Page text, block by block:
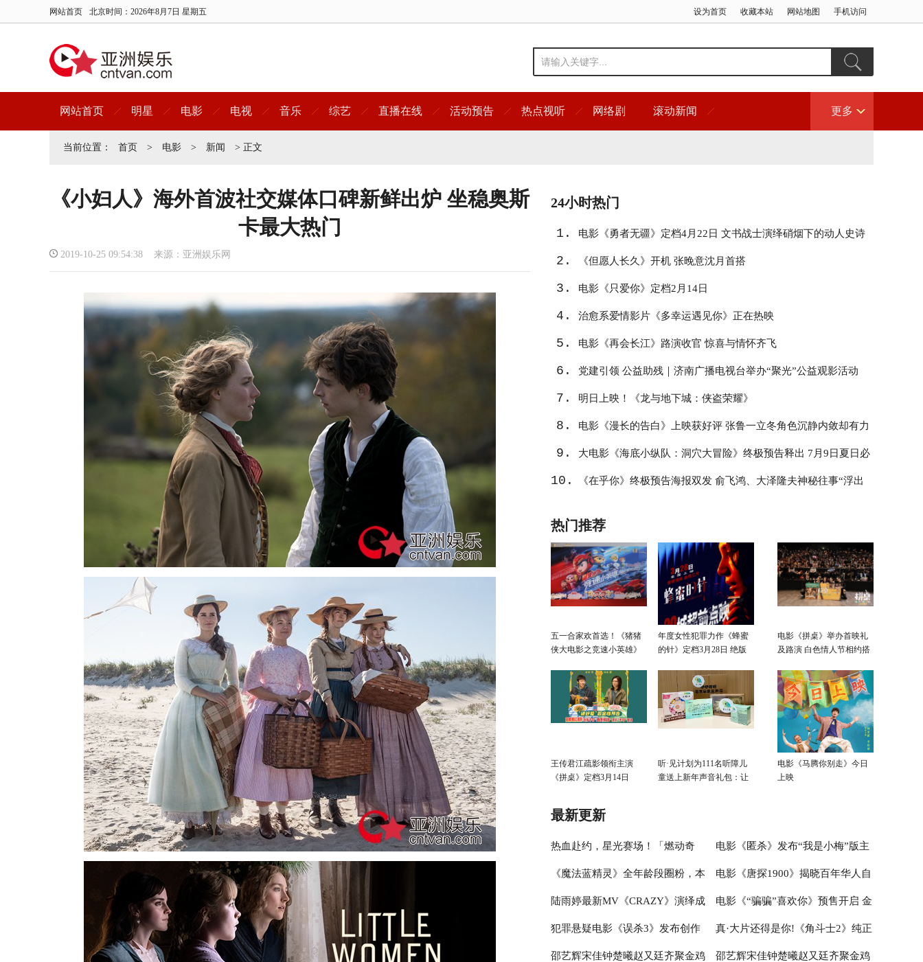
网站首页 北京时间： 2026年8月7日 星期五 设为首页 收藏本站 网站地图 手机访问
网站首页 明星 电影 电视 音乐 综艺 直播在线 活动预告 热点视听 网络剧 滚动新闻 更多
当前位置： 首页 > 电影 > 新闻 > 正文
《小妇人》海外首波社交媒体口碑新鲜出炉 坐稳奥斯
卡最大热门
2019-10-25 09:54:38 来源：亚洲娱乐网
24小时热门
1. 电影《勇者无疆》定档4月22日 文书战士演绎硝烟下的动人史诗
2. 《但愿人长久》开机 张晚意沈月首搭
3. 电影《只爱你》定档2月14日
4. 治愈系爱情影片《多幸运遇见你》正在热映
5. 电影《再会长江》路演收官 惊喜与情怀齐飞
6. 党建引领 公益助残｜济南广播电视台举办“聚光”公益观影活动
7. 明日上映！《龙与地下城：侠盗荣耀》
8. 电影《漫长的告白》上映获好评 张鲁一立冬角色沉静内敛却有力
量
9. 大电影《海底小纵队：洞穴大冒险》终极预告释出 7月9日夏日必
看
10. 《在乎你》终极预告海报双发 俞飞鸿、大泽隆夫神秘往事“浮出
热门推荐
五一合家欢首选！《猪猪
侠大电影之竞速小英雄》
年度女性犯罪力作《蜂蜜
的针》定档3月28日 绝版
电影《拼桌》举办首映礼
及路演 白色情人节相约搭
王传君江疏影领衔主演
《拼桌》定档3月14日
听·见计划为111名听障儿
童送上新年声音礼包：让
电影《马腾你别走》今日
上映
最新更新
热血赴约，星光赛场！「燃动奇
迹」明星篮球嘉年华圆满落幕
电影《匿杀》发布“我是小梅”版主
题后告片 正义反杀爽燃加倍更具现
实思考
《魔法蓝精灵》全年龄段圈粉，本
周五萌趣上映
电影《唐探1900》揭晓百年华人自
强不息的民族情怀
陆雨婷最新MV《CRAZY》演绎成
长痛 风格永不受限
电影《“骗骗”喜欢你》预售开启 金
晨孙阳银幕二搭智斗渣男有爱有笑
欢乐加倍
犯罪悬疑电影《误杀3》发布创作
特辑 全新故事想观众所想有温度有
真·大片还得是你!《角斗士2》纯正
动作史诗style席卷大银幕
邵艺辉宋佳钟楚曦赵又廷齐聚金鸡 邵艺辉宋佳钟楚曦赵又廷齐聚金鸡